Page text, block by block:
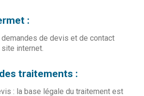
:
demandes de devis et de contact
internet.
traitements :
: la base légale du traitement est